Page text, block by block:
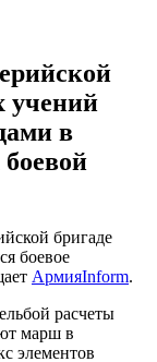
учений
в
бригаде
боевое
АрмияInform.
расчеты
марш в
элементов